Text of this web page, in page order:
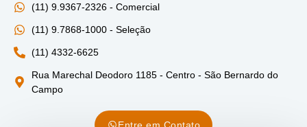
(11) 9.9367-2326 - Comercial
(11) 9.7868-1000 - Seleção
(11) 4332-6625
Rua Marechal Deodoro 1185 - Centro - São Bernardo do
Campo
Entre em Contato